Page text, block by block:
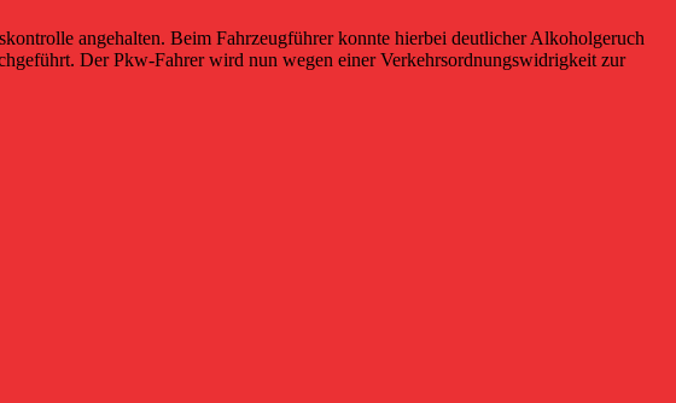
angehalten. Beim Fahrzeugführer konnte hierbei deutlicher Alkoholgeruch
Der Pkw-Fahrer wird nun wegen einer Verkehrsordnungswidrigkeit zur